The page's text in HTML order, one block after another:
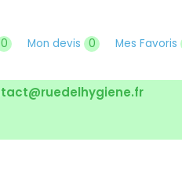
0 Mon devis 0 Mes Favoris